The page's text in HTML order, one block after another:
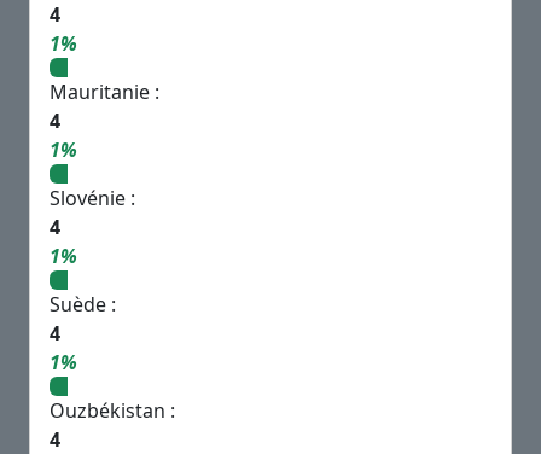
4
1%
Mauritanie :
4
1%
Slovénie :
4
1%
Suède :
4
1%
Ouzbékistan :
4